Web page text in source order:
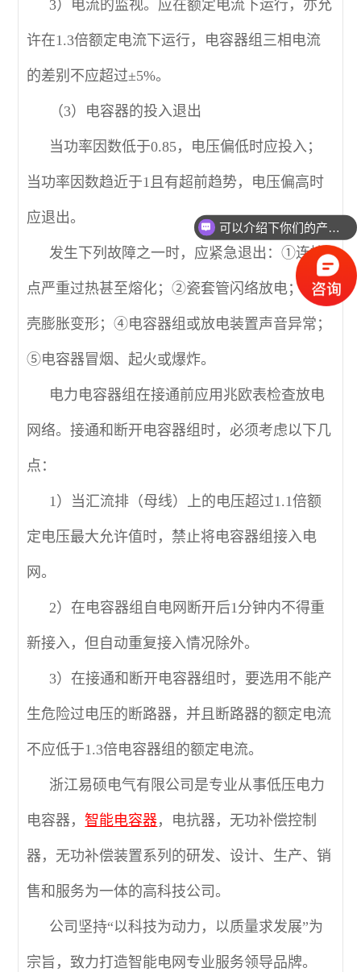
3）电流的监视。应在额定电流下运行，亦允
许在1.3倍额定电流下运行，电容器组三相电流
的差别不应超过±5%。
（3）电容器的投入退出
当功率因数低于0.85，电压偏低时应投入；
当功率因数趋近于1且有超前趋势，电压偏高时
应退出。
发生下列故障之一时，应紧急退出：①连接
点严重过热甚至熔化；②瓷套管闪络放电；③外
壳膨胀变形；④电容器组或放电装置声音异常；
⑤电容器冒烟、起火或爆炸。
电力电容器组在接通前应用兆欧表检查放电
网络。接通和断开电容器组时，必须考虑以下几
点：
1）当汇流排（母线）上的电压超过1.1倍额
定电压最大允许值时，禁止将电容器组接入电
网。
2）在电容器组自电网断开后1分钟内不得重
新接入，但自动重复接入情况除外。
3）在接通和断开电容器组时，要选用不能产
生危险过电压的断路器，并且断路器的额定电流
不应低于1.3倍电容器组的额定电流。
浙江易硕电气有限公司是专业从事低压电力
电容器，智能电容器，电抗器，无功补偿控制
器，无功补偿装置系列的研发、设计、生产、销
售和服务为一体的高科技公司。
公司坚持“以科技为动力，以质量求发展”为
宗旨，致力打造智能电网专业服务领导品牌。